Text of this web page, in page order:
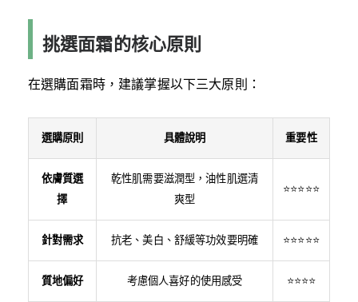
挑選面霜的核心原則
在選購面霜時，建議掌握以下三大原則：
選購原則 具體說明 重要性
依膚質選
擇
乾性肌需要滋潤型，油性肌選清
爽型
⭐⭐⭐⭐⭐
針對需求 抗老、美白、舒緩等功效要明確 ⭐⭐⭐⭐⭐
質地偏好 考慮個人喜好的使用感受 ⭐⭐⭐⭐